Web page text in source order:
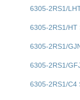
6305-2RS1/
6305-2RS1/HT
6305-2RS1/
6305-2RS1/
6305-2RS1/C4